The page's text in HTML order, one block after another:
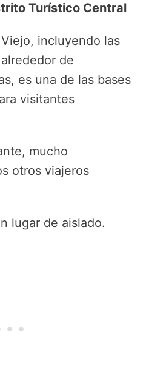
Turístico Central
incluyendo las
de
es una de las bases
visitantes
mucho
otros viajeros
lugar de aislado.